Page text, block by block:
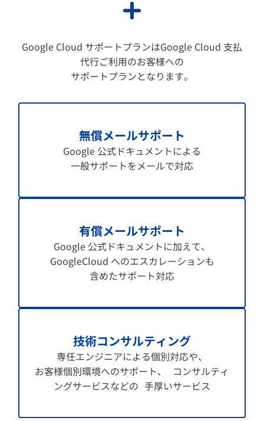
Google Cloud サポートプランはGoogle Cloud 支払
代行ご利用のお客様への
サポートプランとなります。
無償メールサポート
Google 公式ドキュメントによる
一般サポートをメールで対応
有償メールサポート
Google 公式ドキュメントに加えて、
GoogleCloud へのエスカレーションも
含めたサポート対応
技術コンサルティング
専任エンジニアによる個別対応や、
お客様個別環境へのサポート、 コンサルティ
ングサービスなどの 手厚いサービス